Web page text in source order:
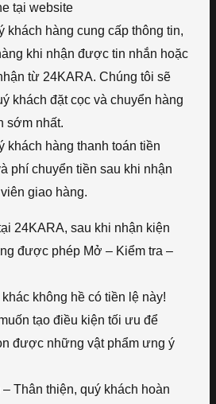
tại website
khách hàng cung cấp thông tin,
khi nhận được tin nhắn hoặc
từ 24KARA. Chúng tôi sẽ
khách đặt cọc và chuyển hàng
sớm nhất.
khách hàng thanh toán tiền
phí chuyển tiền sau khi nhận
giao hàng.
24KARA, sau khi nhận kiện
được phép Mở – Kiểm tra –
không hề có tiền lệ này!
tạo điều kiện tối ưu để
được những vật phẩm ưng ý
Thân thiện, quý khách hoàn